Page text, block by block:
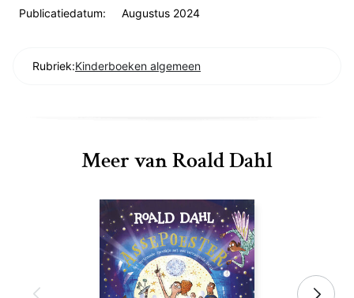
Publicatiedatum: Augustus 2024
Rubriek:Kinderboeken algemeen
Meer van Roald Dahl